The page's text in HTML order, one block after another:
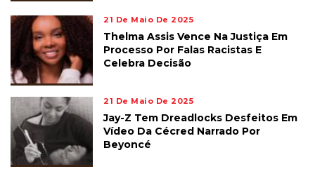
21 De Maio De 2025
Thelma Assis Vence Na Justiça Em
Processo Por Falas Racistas E
Celebra Decisão
21 De Maio De 2025
Jay-Z Tem Dreadlocks Desfeitos Em
Vídeo Da Cécred Narrado Por
Beyoncé